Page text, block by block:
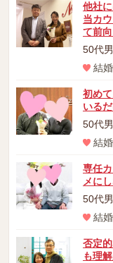
他社
当カ
て前
50代
結
初め
いる
50代
結
専任
メに
50代
結
否定
も理